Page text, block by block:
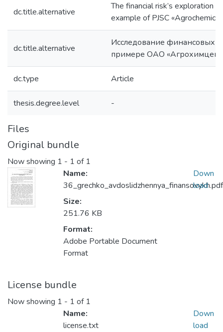
dc.title.alternative
The financial risk’s exploration
example of PJSC
dc.title.alternative
Исследование финансовых
примере ОАО
dc.type Article
thesis.degree.level -
Files
Original bundle
Now showing 1 - 1 of 1
Name:
36_grechko_avdoslidzhennya_finansovykh.pdf
Size:
251.76 KB
Format:
Adobe Portable Document
Format
Down
load
License bundle
Now showing 1 - 1 of 1
Name:
license.txt
Down
load